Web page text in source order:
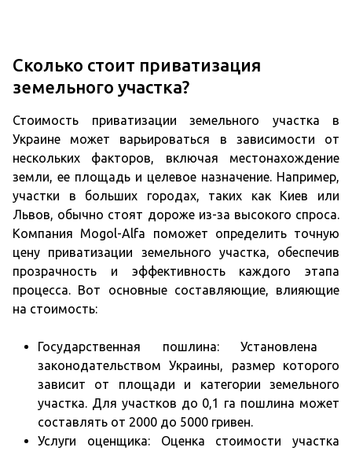
Сколько стоит приватизация
земельного участка?
Стоимость приватизации земельного участка в
Украине может варьироваться в зависимости от
нескольких факторов, включая местонахождение
земли, ее площадь и целевое назначение. Например,
участки в больших городах, таких как Киев или
Львов, обычно стоят дороже из-за высокого спроса.
Компания Mogol-Alfa поможет определить точную
цену приватизации земельного участка, обеспечив
прозрачность и эффективность каждого этапа
процесса. Вот основные составляющие, влияющие
на стоимость:
Государственная пошлина: Установлена ​​
законодательством Украины, размер которого
зависит от площади и категории земельного
участка. Для участков до 0,1 га пошлина может
составлять от 2000 до 5000 гривен.
Услуги оценщика: Оценка стоимости участка